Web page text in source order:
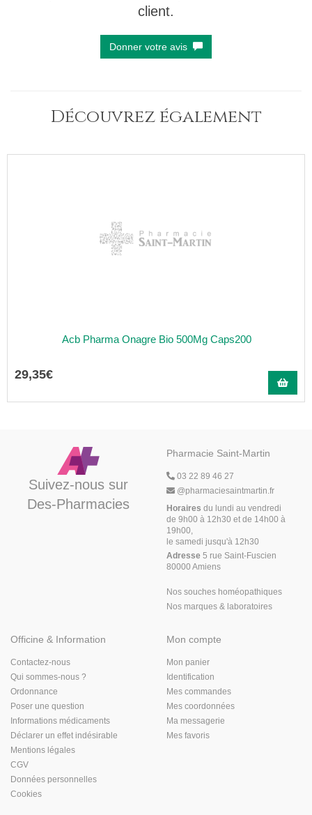
client.
Donner votre avis
Découvrez également
Acb Pharma Onagre Bio 500Mg Caps200
29,35€
Suivez-nous sur
Des-Pharmacies
Pharmacie Saint-Martin
03 22 89 46 27
@pharmaciesaintmartin.fr
Horaires du lundi au vendredi
de 9h00 à 12h30 et de 14h00 à
19h00,
le samedi jusqu'à 12h30
Adresse 5 rue Saint-Fuscien
80000 Amiens
Nos souches homéopathiques
Nos marques & laboratoires
Officine & Information
Contactez-nous
Qui sommes-nous ?
Ordonnance
Poser une question
Informations médicaments
Déclarer un effet indésirable
Mentions légales
CGV
Données personnelles
Cookies
Mon compte
Mon panier
Identification
Mes commandes
Mes coordonnées
Ma messagerie
Mes favoris